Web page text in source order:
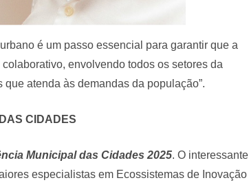
é um passo essencial para garantir que a
envolvendo todos os setores da
atenda às demandas da população”.
CIDADES
Municipal das Cidades 2025. O interessante
especialistas em Ecossistemas de Inovação